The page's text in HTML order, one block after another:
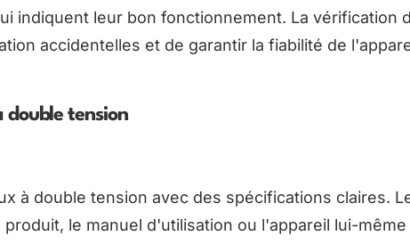
indiquent leur bon fonctionnement. La vérification
accidentelles et de garantir la fiabilité de
double tension
à double tension avec des spécifications claires.
le manuel d'utilisation ou l'appareil lui-